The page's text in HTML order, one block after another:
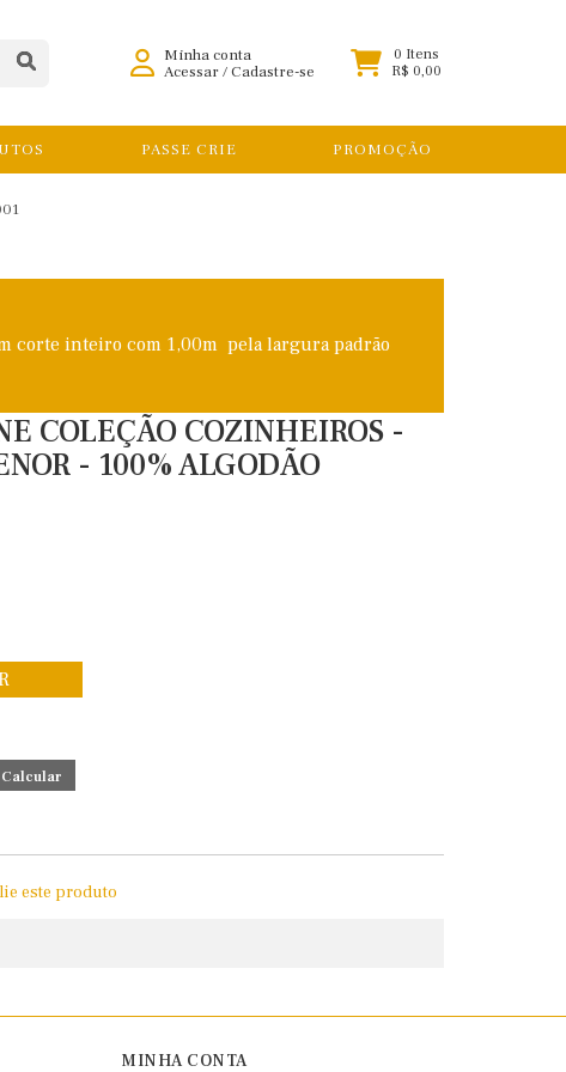
Minha conta
Acessar/Cadastre-se
0 Itens
R$ 0,00
PASSE CRIE PROMOÇÃO
corte inteiro com 1,00m pela largura padrão
COLEÇÃO COZINHEIROS -
- 100% ALGODÃO
este produto
MINHA CONTA